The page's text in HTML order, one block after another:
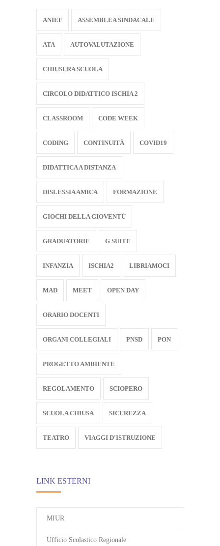
ANIEF ASSEMBLEA SINDACALE
ATA AUTOVALUTAZIONE
CHIUSURA SCUOLA
CIRCOLO DIDATTICO ISCHIA 2
CLASSROOM CODE WEEK
CODING CONTINUITÀ COVID19
DIDATTICA A DISTANZA
DISLESSIA AMICA FORMAZIONE
GIOCHI DELLA GIOVENTÙ
GRADUATORIE G SUITE
INFANZIA ISCHIA2 LIBRIAMOCI
MAD MEET OPEN DAY
ORARIO DOCENTI
ORGANI COLLEGIALI PNSD PON
PROGETTO AMBIENTE
REGOLAMENTO SCIOPERO
SCUOLA CHIUSA SICUREZZA
TEATRO VIAGGI D'ISTRUZIONE
LINK ESTERNI
MIUR
Ufficio Scolastico Regionale